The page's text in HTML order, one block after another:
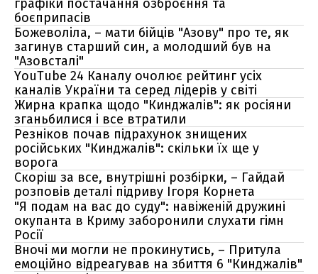
графіки постачання озброєння та
боєприпасів
Божеволіла, – мати бійців "Азову" про те, як
загинув старший син, а молодший був на
"Азовсталі"
YouTube 24 Каналу очолює рейтинг усіх
каналів України та серед лідерів у світі
Жирна крапка щодо "Кинджалів": як росіяни
зганьбилися і все втратили
Резніков почав підрахунок знищених
російських "Кинджалів": скільки їх ще у
ворога
Скоріш за все, внутрішні розбірки, – Гайдай
розповів деталі підриву Ігоря Корнета
"Я подам на вас до суду": навіженій дружині
окупанта в Криму заборонили слухати гімн
Росії
Вночі ми могли не прокинутись, – Притула
емоційно відреагував на збиття 6 "Кинджалів"